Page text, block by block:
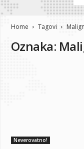
.
Home Tagovi
Oznaka:
Neverovatno!